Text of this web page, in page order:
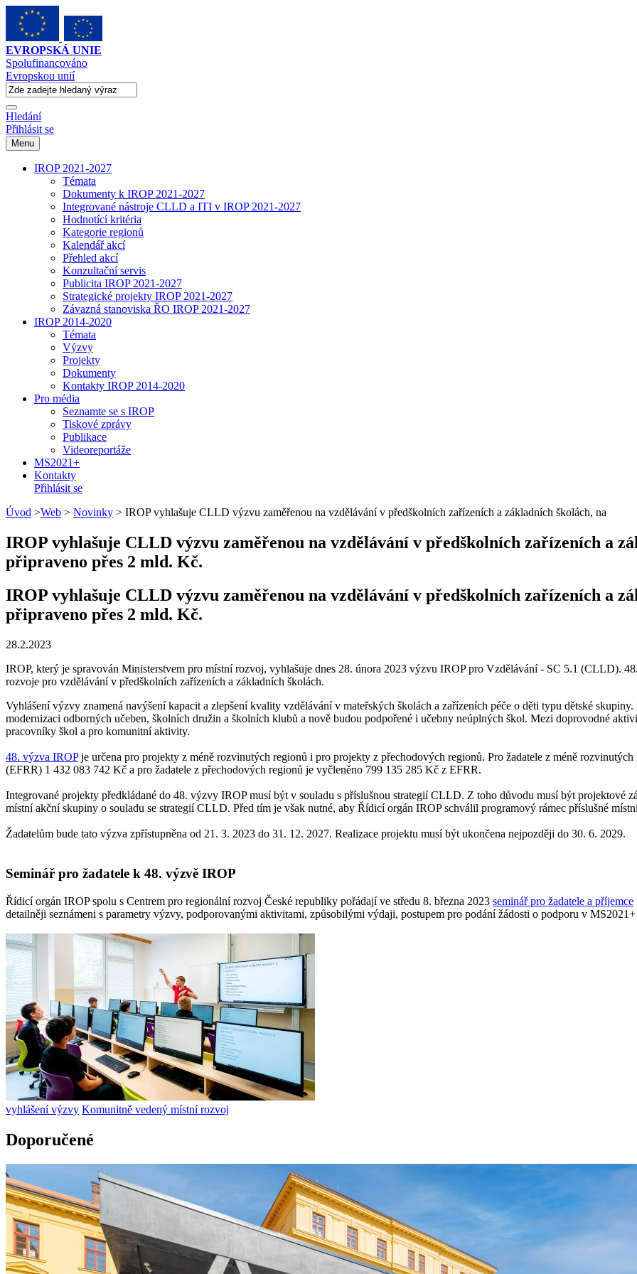
EVROPSKÁ UNIE
Spolufinancováno
Evropskou unií
Hledání
Přihlásit se
Menu
IROP 2021-2027
Témata
Dokumenty k IROP 2021-2027
Integrované nástroje CLLD a ITI v IROP 2021-2027
Hodnotící kritéria
Kategorie regionů
Kalendář akcí
Přehled akcí
Konzultační servis
Publicita IROP 2021-2027
Strategické projekty IROP 2021-2027
Závazná stanoviska ŘO IROP 2021-2027
IROP 2014-2020
Témata
Výzvy
Projekty
Dokumenty
Kontakty IROP 2014-2020
Pro média
Seznamte se s IROP
Tiskové zprávy
Publikace
Videoreportáže
MS2021+
Kontakty
Přihlásit se
Úvod >Web > Novinky > IROP vyhlašuje CLLD výzvu zaměřenou na vzdělávání v předškolních zařízeních a základních školách, na
IROP vyhlašuje CLLD výzvu zaměřenou na vzdělávání v předškolních zařízeních a
připraveno přes 2 mld. Kč.
IROP vyhlašuje CLLD výzvu zaměřenou na vzdělávání v předškolních zařízeních a
připraveno přes 2 mld. Kč.
28.2.2023
IROP, který je spravován Ministerstvem pro místní rozvoj, vyhlašuje dnes 28. února 2023 výzvu IROP pro Vzdělávání - SC 5.1 (CLLD).
rozvoje pro vzdělávání v předškolních zařízeních a základních školách.
Vyhlášení výzvy znamená navýšení kapacit a zlepšení kvality vzdělávání v mateřských školách a zařízeních péče o děti typu dětské
modernizaci odborných učeben, školních družin a školních klubů a nově budou podpořené i učebny neúplných škol. Mezi doprovodné
pracovníky škol a pro komunitní aktivity.
48. výzva IROPje určena pro projekty z méně rozvinutých regionů i pro projekty z přechodových regionů. Pro žadatele z méně
(EFRR) 1 432 083 742 Kč a pro žadatele z přechodových regionů je vyčleněno 799 135 285 Kč z EFRR.
Integrované projekty předkládané do 48. výzvy IROP musí být v souladu s příslušnou strategií CLLD. Z toho důvodu musí být projektové
místní akční skupiny o souladu se strategií CLLD. Před tím je však nutné, aby Řídicí orgán IROP schválil programový rámec příslušné
Žadatelům bude tato výzva zpřístupněna od 21. 3. 2023 do 31. 12. 2027. Realizace projektu musí být ukončena nejpozději do 30. 6. 2029.
Seminář pro žadatele k 48. výzvě IROP
Řídicí orgán IROP spolu s Centrem pro regionální rozvoj České republiky pořádají ve středu 8. března 2023 seminář pro žadatele a příjemce
detailněji seznámeni s parametry výzvy, podporovanými aktivitami, způsobilými výdaji, postupem pro podání žádosti o podporu v
vyhlášení výzvy Komunitně vedený místní rozvoj
Doporučené